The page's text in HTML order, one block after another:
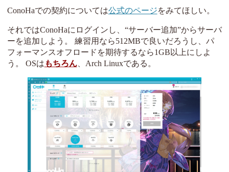
ConoHaでの契約については公式のページをみてほしい。
それではConoHaにログインし、“サーバー追加”からサーバ
ーを追加しよう。 練習用なら512MBで良いだろうし、パ
フォーマンスオフロードを期待するなら1GB以上にしよ
う。 OSは もちろん、Arch Linuxである。